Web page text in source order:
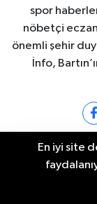
spor
nöbetçi
önemli şehir
İnfo,
Bartın Nöbetçi
Bartin Namaz
En iyi site
10:43 Bartın